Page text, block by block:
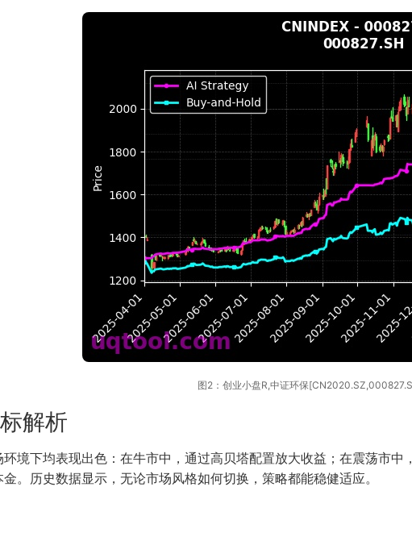
图2：创业小盘R,中证环保
解析
境下均表现出色：在牛市中，通过高贝塔配置放大收益；在震荡市
。历史数据显示，无论市场风格如何切换，策略都能稳健适应。